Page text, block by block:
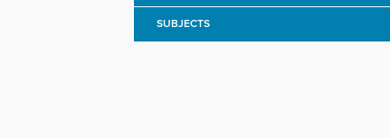
SUBJECTS